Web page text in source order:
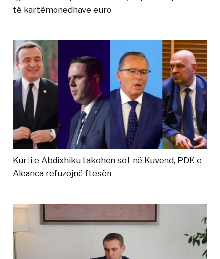
të kartëmonedhave euro
Kurti e Abdixhiku takohen sot në Kuvend, PDK e
Aleanca refuzojnë ftesën